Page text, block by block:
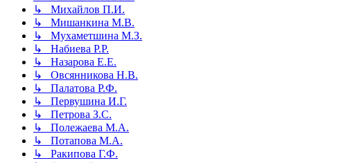
↳ Михайлов П.И.
↳ Мишанкина М.В.
↳ Мухаметшина М.З.
↳ Набиева Р.Р.
↳ Назарова Е.Е.
↳ Овсянникова Н.В.
↳ Палатова Р.Ф.
↳ Первушина И.Г.
↳ Петрова З.С.
↳ Полежаева М.А.
↳ Потапова М.А.
↳ Ракипова Г.Ф.